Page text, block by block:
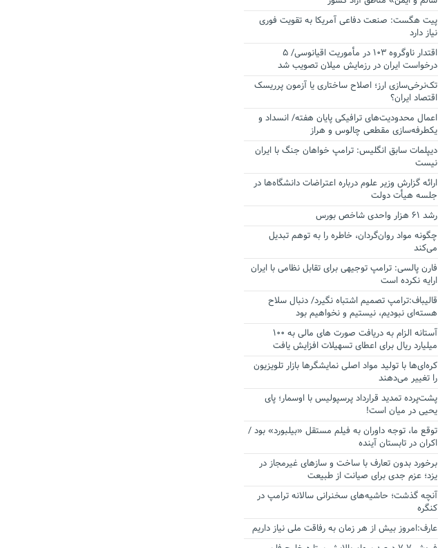
پیت هگست: صنعت دفاعی آمریکا به تقویت فوری
نیاز دارد
اقتدار ناوگروه ۱۰۳ در مأموریت‌ اقیانوسی/ ۵
درخواست ایران در رزمایش میلان تصویب شد
تک‌نرخی‌سازی ارز؛ اصلاح ساختاری یا آزمون پرریسک
اقتصاد ایران؟
اعمال محدودیت‌های ترافیکی پایان هفته/ انسداد و
یکطرفه‌سازی مقطعی چالوس و هراز
دیپلمات سابق انگلیس:‌ ترامپ خواهان جنگ با ایران
نیست
ارائه گزارش وزیر علوم درباره اعتراضات دانشگاه‌ها در
جلسه هیأت دولت
رشد ۶۱ هزار واحدی شاخص بورس
چگونه مواد روان‌گردان، خاطره را به توهم تبدیل
می‌کند
فارن پالسی: ترامپ توجیهی برای تقابل نظامی با ایران
ارایه نکرده است
قالیباف:ترامپ تصمیم اشتباه نگیرد/ دنبال سلاح
هسته‌ای نبودیم، نیستیم و نخواهیم بود
آستانه الزام به دریافت صورت های مالی به ۱۰۰
میلیارد ریال برای اعطای تسهیلات افزایش یافت
کره‌ای‌ها با تولید مواد اصلی نمایشگرها بازار تلویزیون
را تغییر می‌دهند
پشت‌پرده تمدید قرارداد پرسپولیس با اوسمار؛ پای
یحیی در میان است!
توقع ما، توجه داوران به فیلم مستقل «بیلبورد» بود /
اکران در تابستان آینده
برخورد بدون تعارف با ساخت‌ و سازهای غیرمجاز در
یزد؛ عزم جدی برای صیانت از طبیعت
آنچه گذشت؛ حاشیه‌های سخنرانی سالانه ترامپ در
کنگره
عارف:امروز بیش از هر زمان به رفاقت ملی نیاز داریم